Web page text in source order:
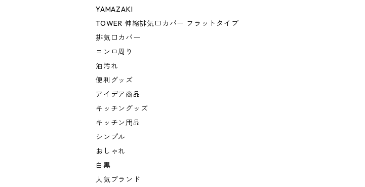
YAMAZAKI
TOWER 伸縮排気口カバー フラットタイプ
排気口カバー
コンロ周り
油汚れ
便利グッズ
アイデア商品
キッチングッズ
キッチン用品
シンプル
おしゃれ
白黒
人気ブランド